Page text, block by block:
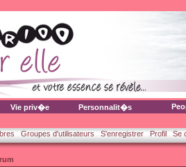
Vie priv�e Personnalit�s
Groupes d'utilisateurs S'enregistrer Profil Se